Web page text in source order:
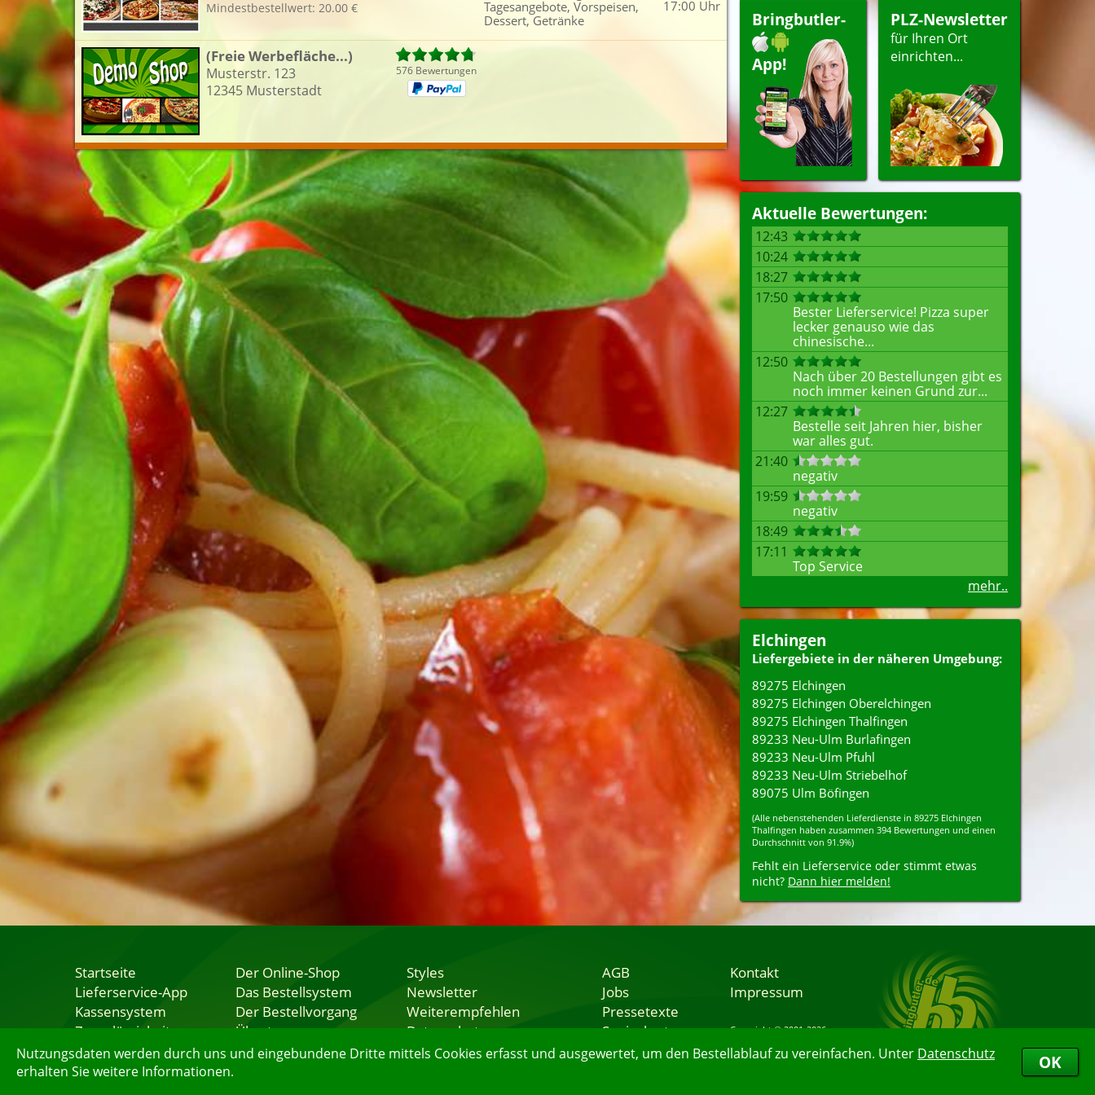
Nutzungsdaten werden durch uns und eingebundene Dritte mittels Cookies erfasst und ausgewertet, um den Bestellablauf zu vereinfachen. Unter Datenschutz
erhalten Sie weitere Informationen.
OK
Bringbutler-
App!
PLZ-Newsletter
für Ihren Ort
einrichten...
Aktuelle Bewertungen:
12:43
10:24
18:27
17:50
Bester Lieferservice! Pizza super
lecker genauso wie das
chinesische...
12:50
Nach über 20 Bestellungen gibt es
noch immer keinen Grund zur...
12:27
Bestelle seit Jahren hier, bisher
war alles gut.
21:40
negativ
19:59
negativ
18:49
17:11
Top Service
mehr..
Elchingen
Liefergebiete in der näheren Umgebung:
89275 Elchingen
89275 Elchingen Oberelchingen
89275 Elchingen Thalfingen
89233 Neu-Ulm Burlafingen
89233 Neu-Ulm Pfuhl
89233 Neu-Ulm Striebelhof
89075 Ulm Böfingen
(Alle nebenstehenden Lieferdienste in 89275 Elchingen
Thalfingen haben zusammen 394 Bewertungen und einen
Durchschnitt von 91.9%)
Fehlt ein Lieferservice oder stimmt etwas
nicht? Dann hier melden!
Griechisch
Thailändisch
Dessert
Liefertermin:
sofort
für
Mindestbestellwert: 20.00 €
Tagesangebote, Vorspeisen,
Dessert, Getränke
17:00 Uhr
(Freie Werbefläche...)
Musterstr. 123
12345 Musterstadt
576 Bewertungen
Startseite
Lieferservice-App
Kassensystem
Zuverlässigkeit
Sicherheit
Der Online-Shop
Das Bestellsystem
Der Bestellvorgang
Übertragung
Testshop
Styles
Newsletter
Weiterempfehlen
Datenschutz
Nutzungsbedingungen
AGB
Jobs
Pressetexte
Speisekarten
Lieferservice
Kontakt
Impressum
Copyright © 2001-2026
06.08.2026 13:55:46